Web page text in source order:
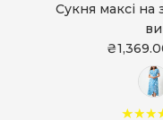
Сукня максі на